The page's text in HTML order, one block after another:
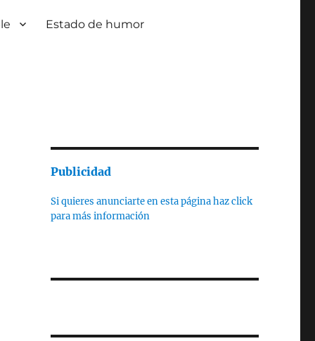
Estado de humor
Publicidad
Si quieres anunciarte en esta página haz click
para más información